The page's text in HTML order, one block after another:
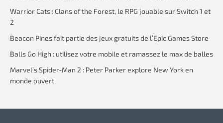
Warrior Cats : Clans of the Forest, le RPG jouable sur Switch 1 et
2
Beacon Pines fait partie des jeux gratuits de l’Epic Games Store
Balls Go High : utilisez votre mobile et ramassez le max de balles
Marvel’s Spider-Man 2 : Peter Parker explore New York en
monde ouvert